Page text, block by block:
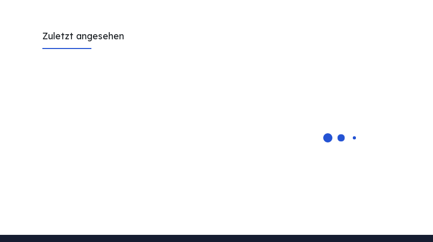
Zuletzt angesehen